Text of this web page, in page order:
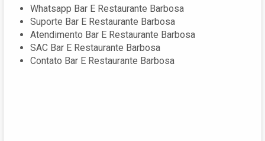
Whatsapp Bar E Restaurante Barbosa
Suporte Bar E Restaurante Barbosa
Atendimento Bar E Restaurante Barbosa
SAC Bar E Restaurante Barbosa
Contato Bar E Restaurante Barbosa